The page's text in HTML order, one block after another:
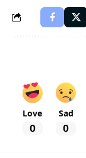
Love
0
Sad
0